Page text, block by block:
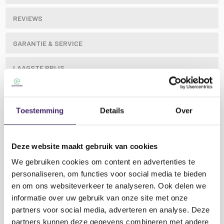
Toestemming Details Over
Deze website maakt gebruik van cookies
We gebruiken cookies om content en advertenties te
personaliseren, om functies voor social media te bieden
en om ons websiteverkeer te analyseren. Ook delen we
informatie over uw gebruik van onze site met onze
partners voor social media, adverteren en analyse. Deze
partners kunnen deze gegevens combineren met andere
REVIEWS
GARANTIE & SERVICE
LAAGSTE PRIJS
De AV:Link BTTR2 is een verbazingwekkend en
compact Bluetooth-apparaat dat een nieuwe wereld
als onderweg. Sluit eenvoudigweg de meegeleverde
audiokabel aan op uw tv, projector of ander
audioapparaat en stream draadloos naar Bluetooth-
hoofdtelefoons, -luidsprekers of soundbars. U kunt
ook verbinding maken met een traditioneel
hoofdtelefoon, versterker of in-car entertainment-
systeem en vervolgens koppelen met uw
Lees meer